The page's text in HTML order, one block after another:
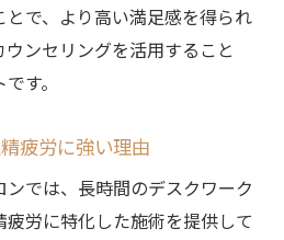
で、より高い満足感を得られ
ンセリングを活用すること
す。
疲労に強い理由
では、長時間のデスクワーク
労に特化した施術を提供して